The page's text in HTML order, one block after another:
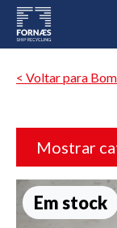
< Voltar para
Mostrar
Em stock